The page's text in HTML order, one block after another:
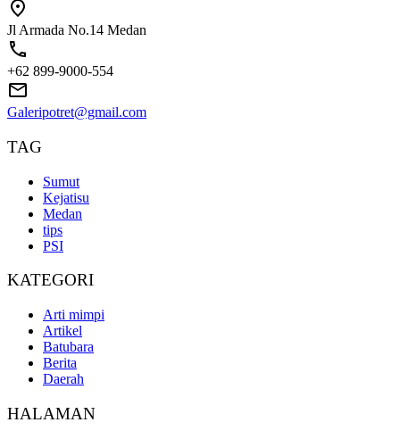
Jl Armada No.14 Medan
+62 899-9000-554
Galeripotret@gmail.com
TAG
Sumut
Kejatisu
Medan
tips
PSI
KATEGORI
Arti mimpi
Artikel
Batubara
Berita
Daerah
HALAMAN